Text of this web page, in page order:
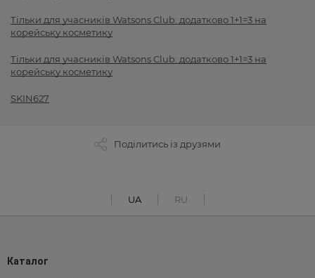
Тільки для учасників Watsons Club: додатково 1+1=3 на
корейську косметику
Тільки для учасників Watsons Club: додатково 1+1=3 на
корейську косметику
SKIN627
Поділитись із друзями
UA RU
Каталог